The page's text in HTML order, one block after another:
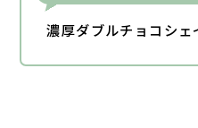
濃厚ダブルチョコシェ